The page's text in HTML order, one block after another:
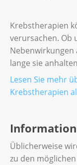
Krebstherapien
verursachen. Ob
Nebenwirkungen
lange sie
Lesen Sie mehr
Krebstherapien
Üblicherweise
zu den